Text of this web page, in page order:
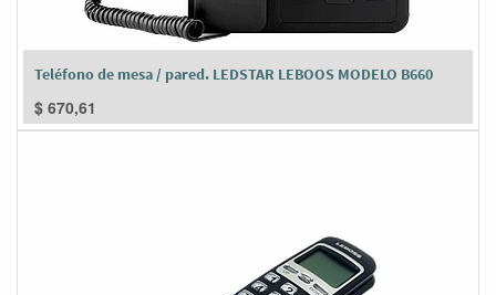
Teléfono de mesa / pared. LEDSTAR LEBOOS MODELO B660
$ 670,61